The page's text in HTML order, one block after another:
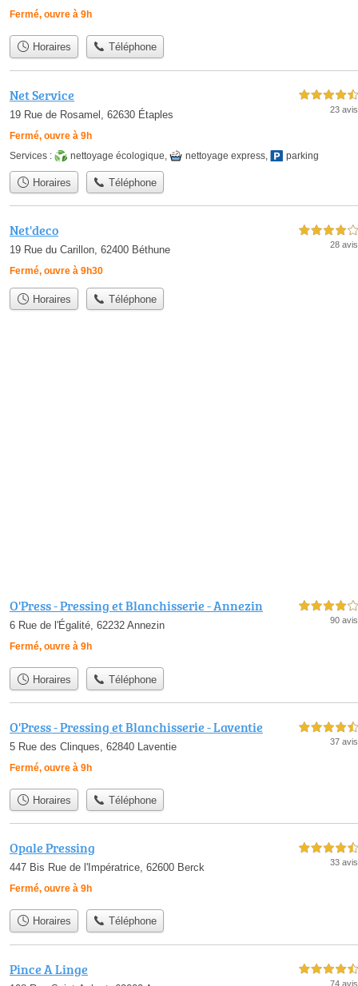
Fermé, ouvre à 9h
Horaires Téléphone
Net Service
19 Rue de Rosamel, 62630 Étaples
Fermé, ouvre à 9h
4,5 étoiles sur 5
23 avis
Services : nettoyage écologique nettoyage express parking
Horaires Téléphone
Net'deco
19 Rue du Carillon, 62400 Béthune
Fermé, ouvre à 9h30
4,0 étoiles sur 5
28 avis
Horaires Téléphone
O'Press - Pressing et Blanchisserie - Annezin
6 Rue de l'Égalité, 62232 Annezin
Fermé, ouvre à 9h
4,0 étoiles sur 5
90 avis
Horaires Téléphone
O'Press - Pressing et Blanchisserie - Laventie
5 Rue des Clinques, 62840 Laventie
Fermé, ouvre à 9h
4,5 étoiles sur 5
37 avis
Horaires Téléphone
Opale Pressing
447 Bis Rue de l'Impératrice, 62600 Berck
Fermé, ouvre à 9h
4,5 étoiles sur 5
33 avis
Horaires Téléphone
Pince A Linge 4,5 étoiles sur 5
74 avis